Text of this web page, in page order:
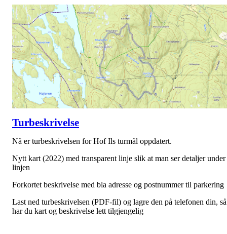
Turbeskrivelse
Nå er turbeskrivelsen for Hof Ils turmål oppdatert.
Nytt kart (2022) med transparent linje slik at man ser detaljer under
linjen
Forkortet beskrivelse med bla adresse og postnummer til parkering
Last ned turbeskrivelsen (PDF-fil) og lagre den på telefonen din, så
har du kart og beskrivelse lett tilgjengelig